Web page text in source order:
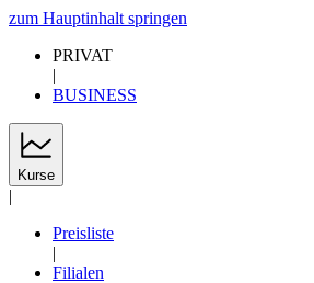
zum Hauptinhalt springen
PRIVAT
|
BUSINESS
Kurse
|
Preisliste
|
Filialen